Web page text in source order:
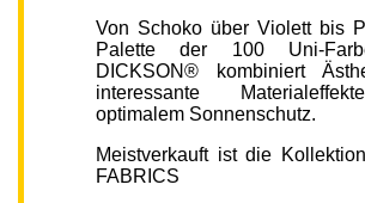
Von Schoko über Violett bis
Palette der 100 Uni-
DICKSON® kombiniert
interessante
optimalem Sonnenschutz.
Meistverkauft ist die
FABRICS